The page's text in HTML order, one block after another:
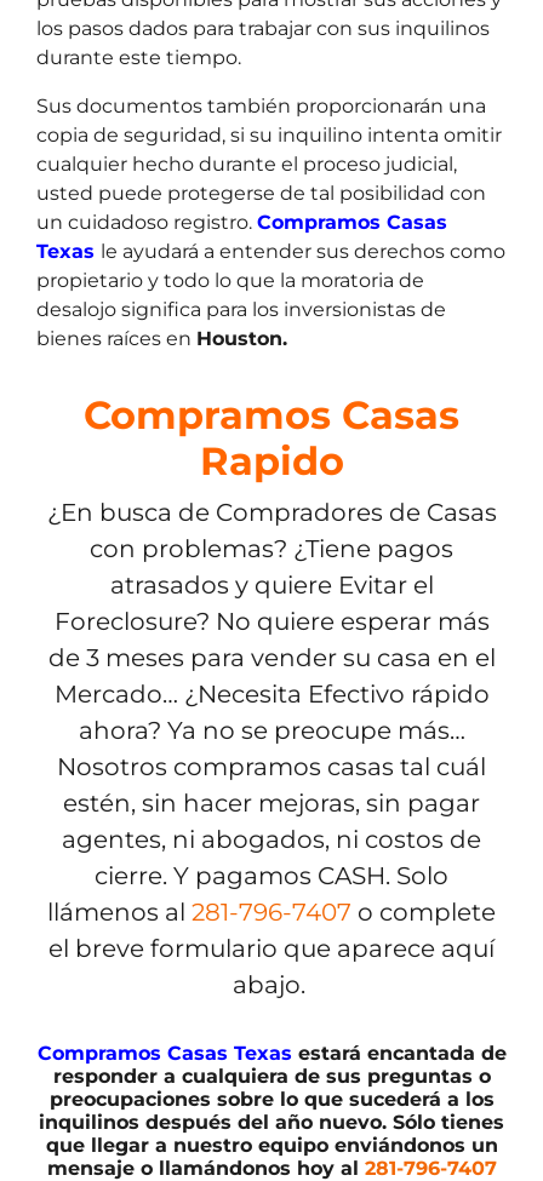
los pasos dados para trabajar con sus inquilinos
durante este tiempo.
Sus documentos también proporcionarán una
copia de seguridad, si su inquilino intenta omitir
cualquier hecho durante el proceso judicial,
usted puede protegerse de tal posibilidad con
un cuidadoso registro. Compramos Casas
Texas le ayudará a entender sus derechos como
propietario y todo lo que la moratoria de
desalojo significa para los inversionistas de
bienes raíces en Houston.
Compramos Casas
Rapido
¿En busca de Compradores de Casas
con problemas? ¿Tiene pagos
atrasados y quiere Evitar el
Foreclosure? No quiere esperar más
de 3 meses para vender su casa en el
Mercado… ¿Necesita Efectivo rápido
ahora? Ya no se preocupe más…
Nosotros compramos casas tal cuál
estén, sin hacer mejoras, sin pagar
agentes, ni abogados, ni costos de
cierre. Y pagamos CASH. Solo
llámenos al 281-796-7407 o complete
el breve formulario que aparece aquí
abajo.
Compramos Casas Texas estará encantada de
responder a cualquiera de sus preguntas o
preocupaciones sobre lo que sucederá a los
inquilinos después del año nuevo. Sólo tienes
que llegar a nuestro equipo enviándonos un
mensaje o llamándonos hoy al 281-796-7407